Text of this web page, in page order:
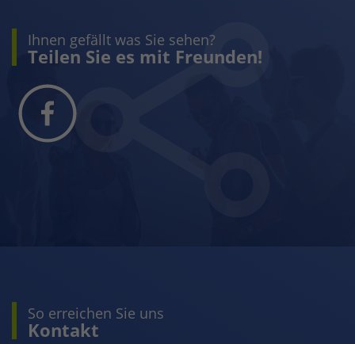
Ihnen gefällt was Sie sehen?
Teilen Sie es mit Freunden!
So erreichen Sie uns
Kontakt